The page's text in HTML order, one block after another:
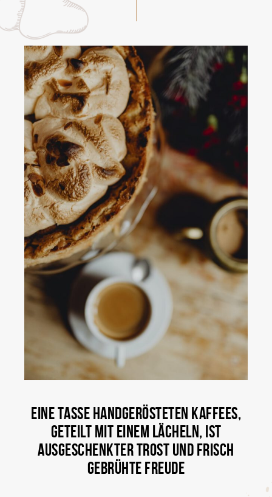
EINE TASSE HANDGERÖSTETEN KAFFEES,
GETEILT MIT EINEM LÄCHELN, IST
AUSGESCHENKTER TROST UND FRISCH
GEBRÜHTE FREUDE